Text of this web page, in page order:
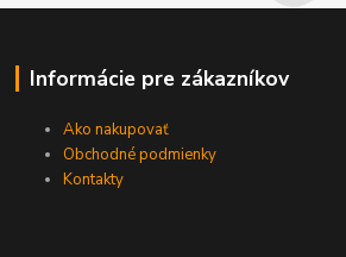
Informácie pre zákazníkov
Ako nakupovať
Obchodné podmienky
Kontakty